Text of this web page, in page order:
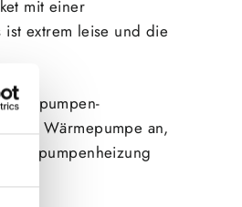
mit einer
extrem leise und die
Wärmepumpe an,